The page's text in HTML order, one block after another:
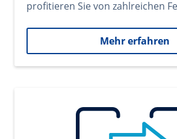
profitieren Sie von zahlreichen
Mehr erfahren